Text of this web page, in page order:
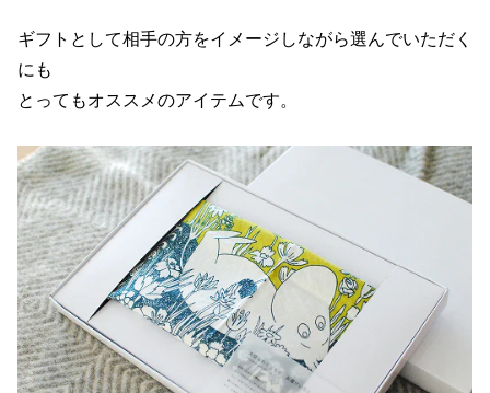
ギフトとして相手の方をイメージしながら選んでいただく
にも
とってもオススメのアイテムです。